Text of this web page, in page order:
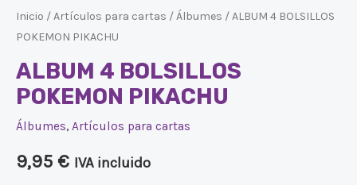
Inicio /Artículos para cartas /Álbumes / ALBUM 4 BOLSILLOS
POKEMON PIKACHU
ALBUM 4 BOLSILLOS
POKEMON PIKACHU
Álbumes, Artículos para cartas
9,95 € IVA incluido